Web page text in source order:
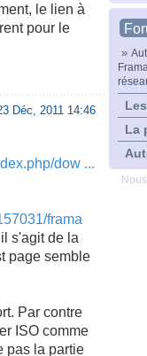
»
La
le lien à
pour le
Déc, 2011 14:46
dow ...
frama
s'agit de la
page semble
Par contre
ISO comme
pas la partie